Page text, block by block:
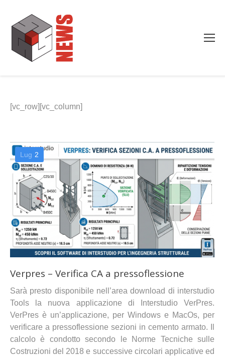
[vc_row][vc_column]
Lug 2
Verpres – Verifica CA a pressoflessione
Sarà presto disponibile nell’area download di interstudio
Tools la nuova applicazione di Interstudio VerPres.
VerPres è un’applicazione, per Windows e MacOs, per
verificare a pressoflessione sezioni in cemento armato. Il
calcolo è condotto secondo le Norme Tecniche sulle
Costruzioni del 2018 e successive circolari applicative ed